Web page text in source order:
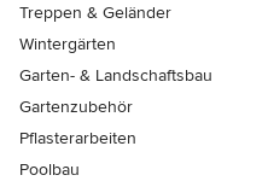
Treppen & Geländer
Wintergärten
Garten- & Landschaftsbau
Gartenzubehör
Pflasterarbeiten
Poolbau